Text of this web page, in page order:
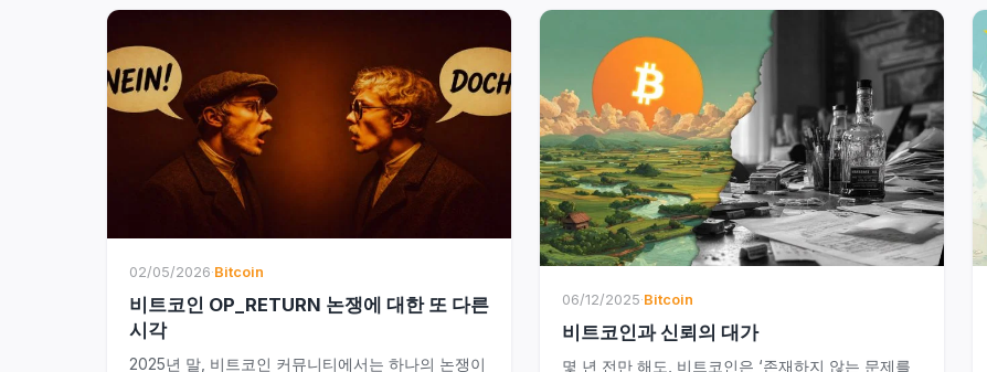
02/05/2026·Bitcoin
비트코인 OP_RETURN 논쟁에 대한 또 다른
시각
2025년 말, 비트코인 커뮤니티에서는 하나의 논쟁이
06/12/2025·Bitcoin
비트코인과 신뢰의 대가
몇 년 전만 해도, 비트코인은 ‘존재하지 않는 문제를